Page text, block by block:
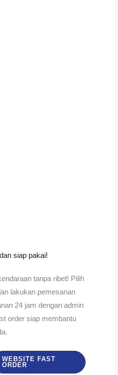
siap pakai!
tanpa ribet! Pilih
lakukan pemesanan
24 jam dengan admin
order siap membantu
WEBSITE FAST
ORDER